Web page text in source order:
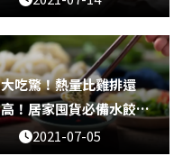
大吃驚！熱量比雞排還
高！居家囤貨必備水餃熱
量大盤點2021-07-05